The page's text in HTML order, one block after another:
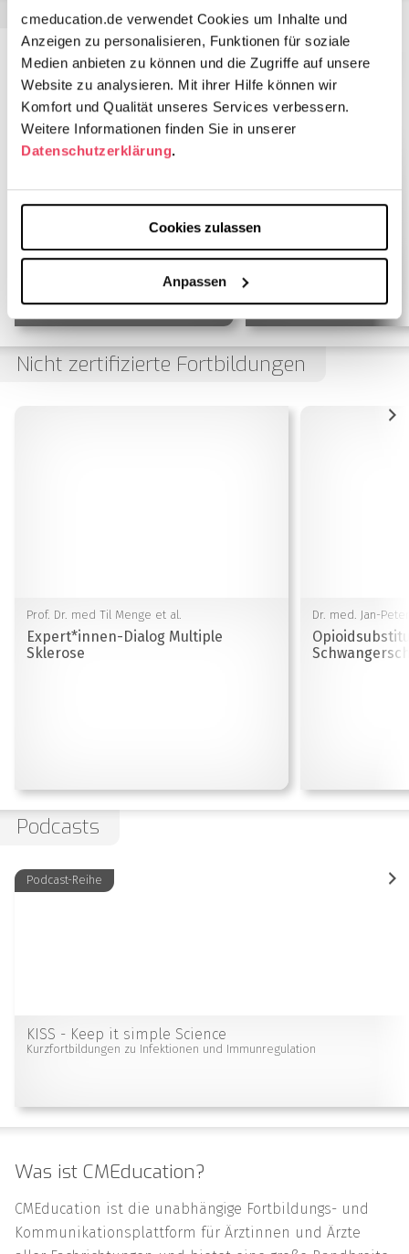
cmeducation.de verwendet Cookies um Inhalte und
Anzeigen zu personalisieren, Funktionen für soziale
Medien anbieten zu können und die Zugriffe auf unsere
Website zu analysieren. Mit ihrer Hilfe können wir
Komfort und Qualität unseres Services verbessern.
Weitere Informationen finden Sie in unserer
Datenschutzerklärung.
Cookies zulassen
Anpassen
Fachgebiete
Psychiatrie/Psychotherapie
Nicht zertifizierte Fortbildungen
Prof. Dr. med Til Menge et al.
Expert*innen-Dialog Multiple
Sklerose
Dr. med. Jan-
Podcasts
Podcast-Reihe
KISS - Keep it simple Science
Kurzfortbildungen zu Infektionen und Immunregulation
Was ist CMEducation?
CMEducation ist die unabhängige Fortbildungs- und
Kommunikationsplattform für Ärztinnen und Ärzte